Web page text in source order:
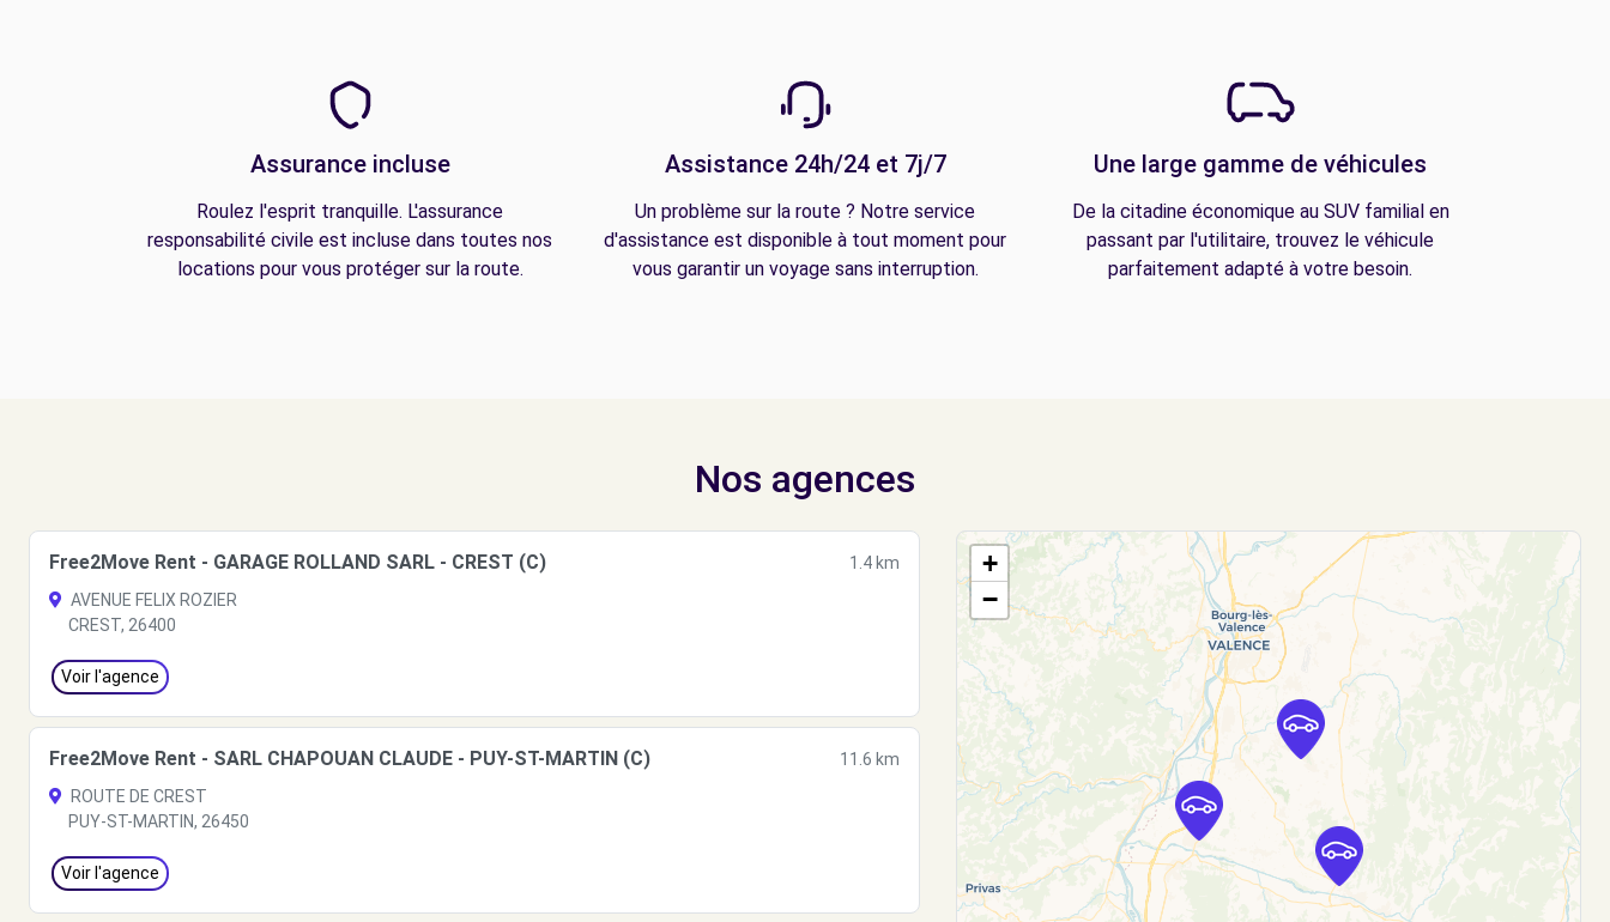
Assurance incluse
Roulez l'esprit tranquille. L'assurance
responsabilité civile est incluse dans toutes nos
locations pour vous protéger sur la route.
Assistance 24h/24 et 7j/7
Un problème sur la route ? Notre service
d'assistance est disponible à tout moment pour
vous garantir un voyage sans interruption.
Une large gamme de véhicules
De la citadine économique au SUV familial en
passant par l'utilitaire, trouvez le véhicule
parfaitement adapté à votre besoin.
Nos agences
Free2Move Rent - GARAGE ROLLAND SARL - CREST (C)
1.4 km
AVENUE FELIX ROZIER
CREST, 26400
Voir l'agence
Free2Move Rent - SARL CHAPOUAN CLAUDE - PUY-ST-MARTIN (C)
11.6 km
ROUTE DE CREST
PUY-ST-MARTIN, 26450
Voir l'agence
+
−